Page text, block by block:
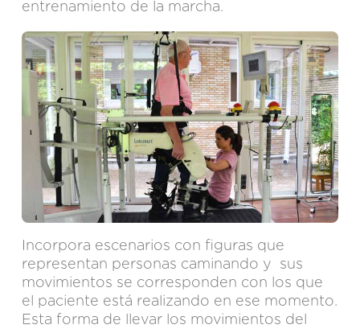
entrenamiento de la marcha.
Incorpora escenarios con figuras que
representan personas caminando y sus
movimientos se corresponden con los que
el paciente está realizando en ese momento.
Esta forma de llevar los movimientos del